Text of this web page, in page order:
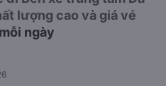
lượng cao và giá vé
ngày